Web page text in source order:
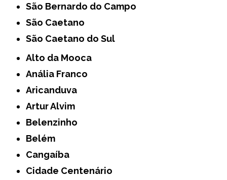
São Bernardo do Campo
São Caetano
São Caetano do Sul
Alto da Mooca
Anália Franco
Aricanduva
Artur Alvim
Belenzinho
Belém
Cangaíba
Cidade Centenário